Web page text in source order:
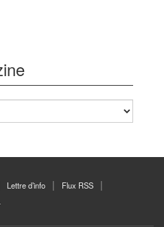
Lettre d’info
Flux RSS